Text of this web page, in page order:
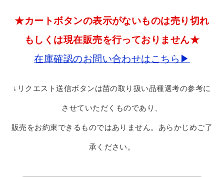
★カートボタンの表示がないものは売り切れ
もしくは現在販売を行っておりません★
在庫確認のお問い合わせはこちら▶
↓リクエスト送信ボタンは苗の取り扱い品種選考の参考に
させていただくものであり、
販売をお約束できるものではありません。あらかじめご了
承ください。